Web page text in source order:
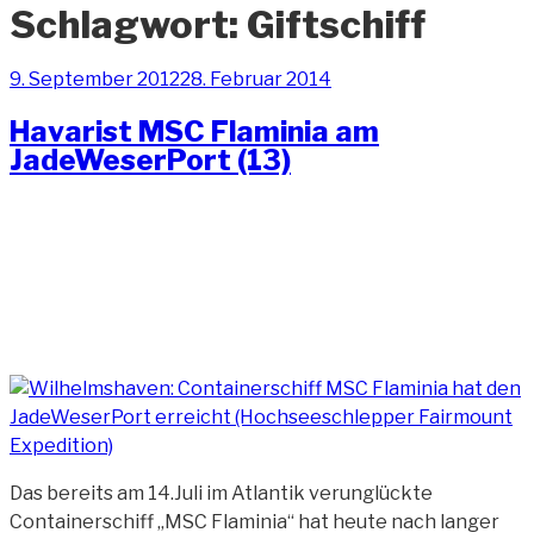
Schlagwort: Giftschiff
Veröffentlicht
9. September 201228. Februar 2014
Havarist MSC Flaminia am
JadeWeserPort (13)
Das bereits am 14.Juli im Atlantik verunglückte
Containerschiff „MSC Flaminia“ hat heute nach langer